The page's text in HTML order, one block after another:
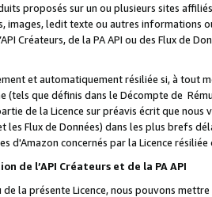
proposés sur un ou plusieurs sites
images, ledit texte ou autres informations
Créateurs, de la PA API ou des Flux de
et automatiquement résiliée si, à
(tels que définis dans le Décompte de
de la Licence sur préavis écrit que
et les Flux de Données) dans les plus
d'Amazon concernés par la Licence
de l’API Créateurs et de la PA API
de la présente Licence, nous pouvons